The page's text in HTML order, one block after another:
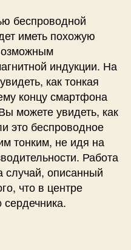
беспроводной
иметь похожую
индукции. На
как тонкая
концу смартфона
можете увидеть, как
это беспроводное
тонким, не идя на
Работа
случай, описанный
что в центре